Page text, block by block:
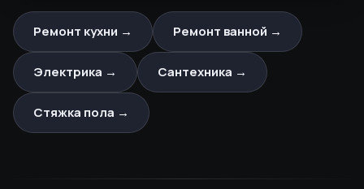
Ремонт кухни → Ремонт ванной →
Электрика → Сантехника →
Стяжка пола →